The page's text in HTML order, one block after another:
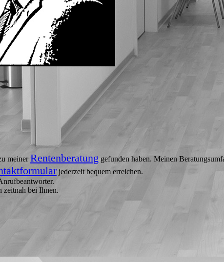
meinerRentenberatung gefunden haben. Meinen
jederzeit bequem erreichen.
zeitnah bei Ihnen.